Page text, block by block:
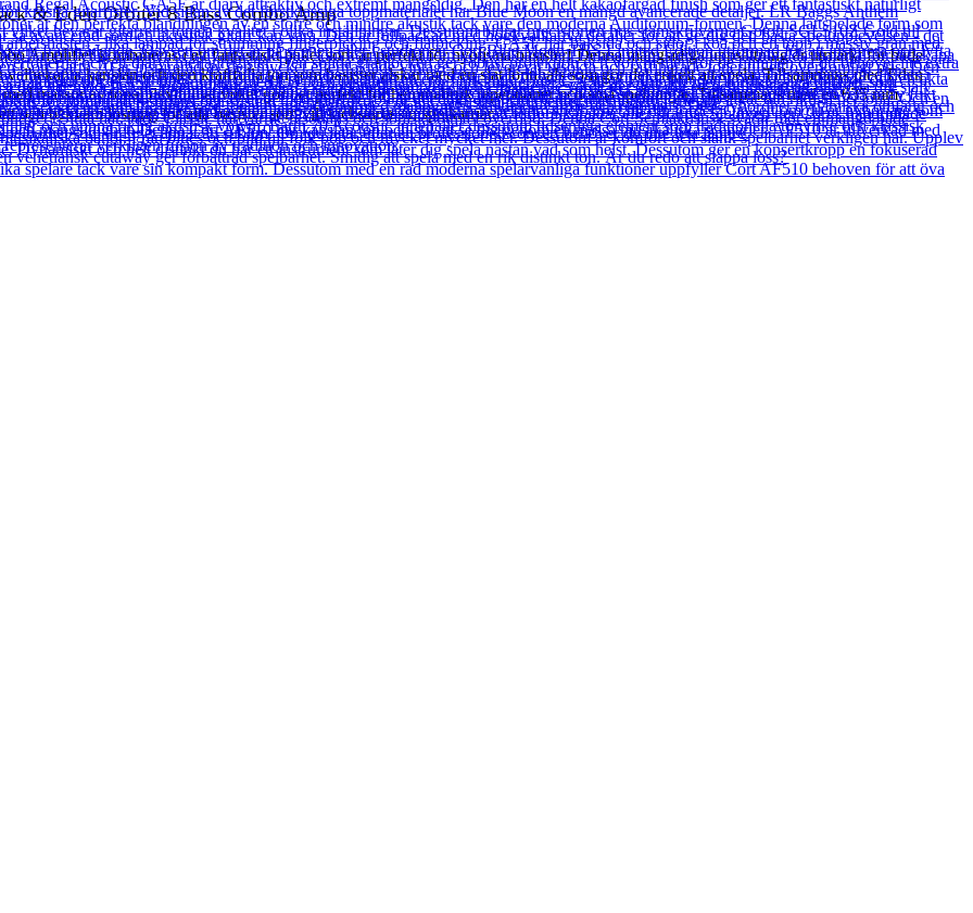
& Eden Orbiter 8 Bass Combo Amp
Amplifier kombineras i ett fantastiskt paket som är perfekt för nyblivna basister! Denna mångsidiga uppsättning är utmärkt för både
känslan och den kraftfulla ton som basister älskar med en slät lönnhals som gör det enkelt att spela. Tillsammans med Eden
massor av tonal flexibilitet vilket gör det perfekt för hemmabruk repetitioner och små spelningar. Tillsammans med en 635 mm
och bekväm lösning för alla basister som vill kickstarta sin spelkarriär.